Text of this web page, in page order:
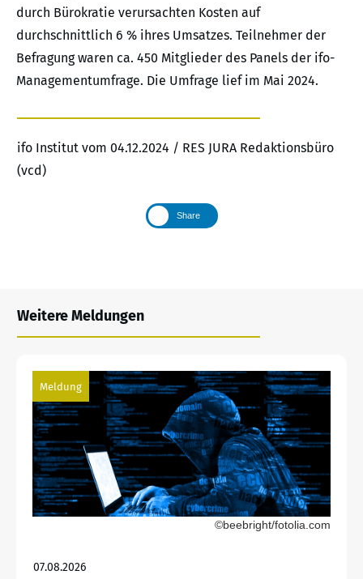
durch Bürokratie verursachten Kosten auf
durchschnittlich 6 % ihres Umsatzes. Teilnehmer der
Befragung waren ca. 450 Mitglieder des Panels der ifo-
Managementumfrage. Die Umfrage lief im Mai 2024.
ifo Institut vom 04.12.2024 / RES JURA Redaktionsbüro
(vcd)
Share
Weitere Meldungen
Meldung
©beebright/fotolia.com
07.08.2026